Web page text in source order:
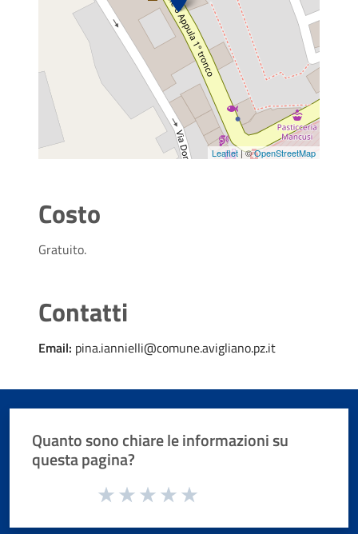
Leaflet| ©OpenStreetMap
Costo
Gratuito.
Contatti
Email: pina.iannielli@comune.avigliano.pz.it
Quanto sono chiare le informazioni su
questa pagina?
Valuta da 1 a 5 stelle la pagina